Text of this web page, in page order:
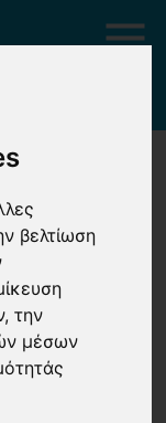
βελτίωση
την
μέσων
2020
Kids